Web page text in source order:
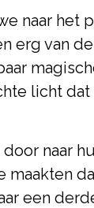
naar
erg van
licht
naar
maakten
een